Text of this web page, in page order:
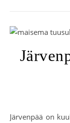
Järvenpää on kuulkaa hyvä paikka asua. Voin julistaa näin